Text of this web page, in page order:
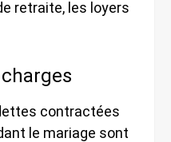
retraite, les loyers
contractées
le mariage sont